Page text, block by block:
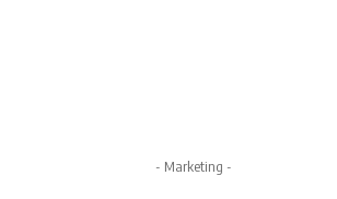
- Marketing -